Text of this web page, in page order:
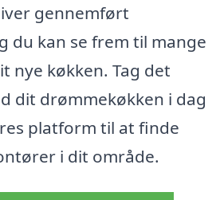
gennemført
du kan se frem til mange
nye køkken. Tag det
dit drømmekøkken i dag
platform til at finde
i dit område.